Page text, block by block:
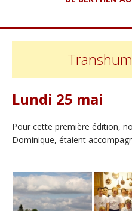
Lundi 25 mai
Pour cette première édition,
Dominique, étaient